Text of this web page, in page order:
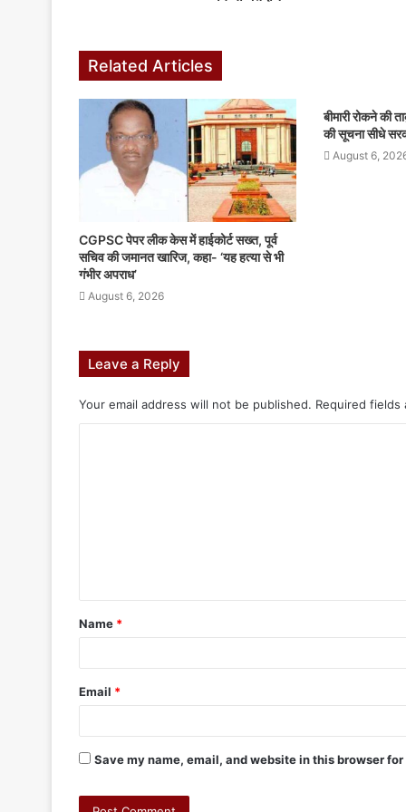
Related Articles
CGPSC पेपर लीक केस में हाईकोर्ट सख्त, पूर्व
सचिव की जमानत खारिज, कहा- ‘यह हत्या से भी
गंभीर अपराध’
August 6, 2026
बीमारी रोकने की
की सूचना सीधे
August 6,
Leave a Reply
Your email address will not be published. Required fields
Name *
Email *
Save my name, email, and website in this browser